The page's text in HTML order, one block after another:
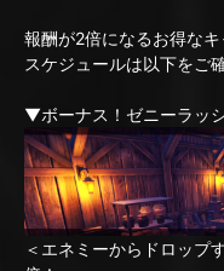
報酬が2倍になるお得なキ
スケジュールは以下をご
▼ボーナス！ゼニーラッ
＜エネミーからドロップ